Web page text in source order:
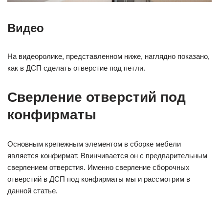
Видео
На видеоролике, представленном ниже, наглядно показано,
как в ДСП сделать отверстие под петли.
Сверление отверстий под
конфирматы
Основным крепежным элементом в сборке мебели
является конфирмат. Ввинчивается он с предварительным
сверлением отверстия. Именно сверление сборочных
отверстий в ДСП под конфирматы мы и рассмотрим в
данной статье.